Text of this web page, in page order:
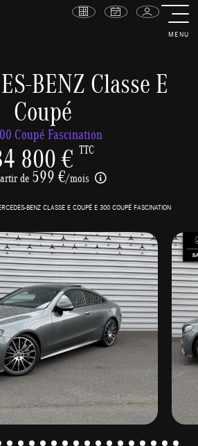
MENU
BENZ Classe E
Coupé
Coupé Fascination
800 € TTC
de 599 €/mois
BENZ CLASSE E COUPÉ E 300 COUPÉ FASCINATION